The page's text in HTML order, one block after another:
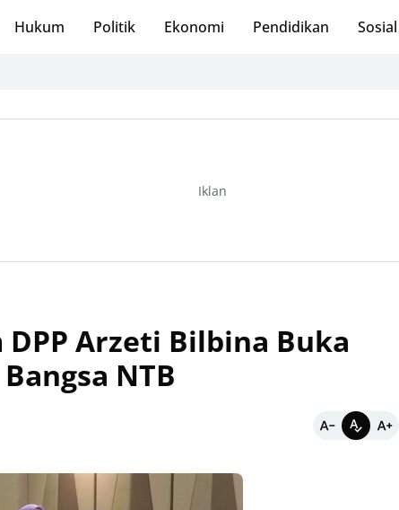
Hukum Politik Ekonomi Pendidikan Sosial
Iklan
Arzeti Bilbina Buka
NTB